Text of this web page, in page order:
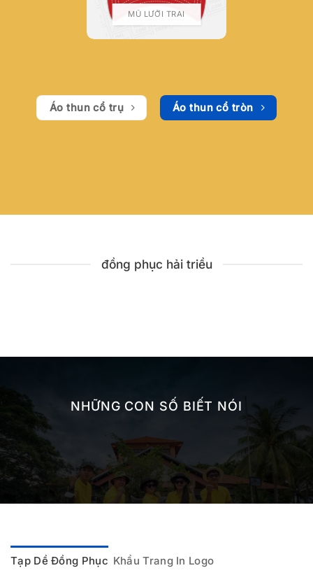
MŨ LƯỠI TRAI
Áo thun cổ trụ Áo thun cổ tròn
đồng phục hải triều
NHỮNG CON SỐ BIẾT NÓI
Tạp Dề Đồng Phục Khẩu Trang In Logo